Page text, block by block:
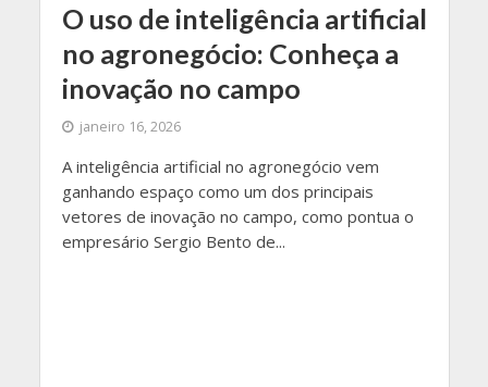
O uso de inteligência artificial
no agronegócio: Conheça a
inovação no campo
janeiro 16, 2026
A inteligência artificial no agronegócio vem
ganhando espaço como um dos principais
vetores de inovação no campo, como pontua o
empresário Sergio Bento de...